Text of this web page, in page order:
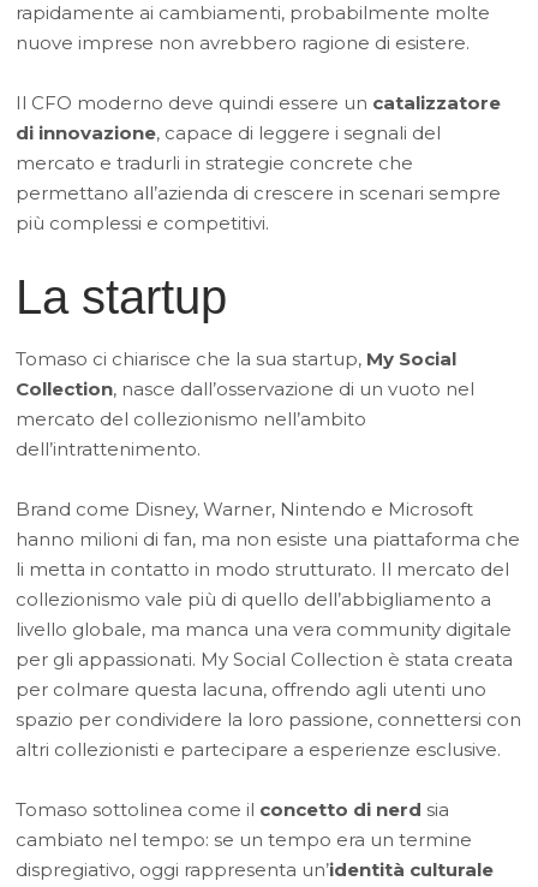
rapidamente ai cambiamenti, probabilmente molte
nuove imprese non avrebbero ragione di esistere.
Il CFO moderno deve quindi essere un catalizzatore
di innovazione, capace di leggere i segnali del
mercato e tradurli in strategie concrete che
permettano all’azienda di crescere in scenari sempre
più complessi e competitivi.
La startup
Tomaso ci chiarisce che la sua startup, My Social
Collection, nasce dall’osservazione di un vuoto nel
mercato del collezionismo nell’ambito
dell’intrattenimento.
Brand come Disney, Warner, Nintendo e Microsoft
hanno milioni di fan, ma non esiste una piattaforma che
li metta in contatto in modo strutturato. Il mercato del
collezionismo vale più di quello dell’abbigliamento a
livello globale, ma manca una vera community digitale
per gli appassionati. My Social Collection è stata creata
per colmare questa lacuna, offrendo agli utenti uno
spazio per condividere la loro passione, connettersi con
altri collezionisti e partecipare a esperienze esclusive.
Tomaso sottolinea come il concetto di nerd sia
cambiato nel tempo: se un tempo era un termine
dispregiativo, oggi rappresenta un’identità culturale